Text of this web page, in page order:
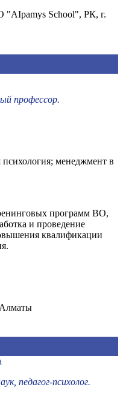
"AIpamys School", РК, г.
профессор.
менеджмент в
программ ВО,
и проведение
квалификации
педагог-психолог.